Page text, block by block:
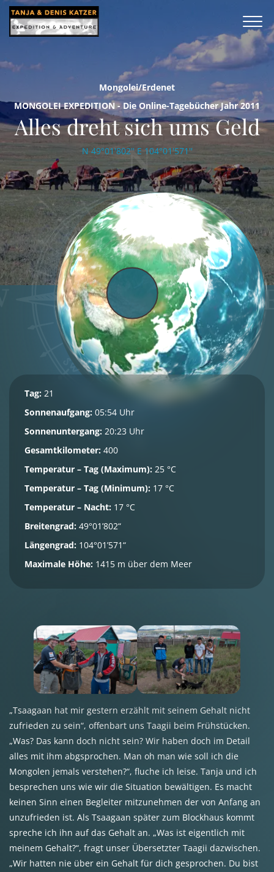
Mongolei/Erdenet
MONGOLEI EXPEDITION - Die Online-Tagebücher Jahr 2011
Alles dreht sich ums Geld
N 49°01'802'' E 104°01'571''
Tag: 21
Sonnenaufgang: 05:54 Uhr
Sonnenuntergang: 20:23 Uhr
Gesamtkilometer: 400
Temperatur – Tag (Maximum): 25 °C
Temperatur – Tag (Minimum): 17 °C
Temperatur – Nacht: 17 °C
Breitengrad: 49°01’802“
Längengrad: 104°01’571“
Maximale Höhe: 1415 m über dem Meer
„Tsaagaan hat mir gestern erzählt mit seinem Gehalt nicht
zufrieden zu sein“, offenbart uns Taagii beim Frühstücken.
„Was? Das kann doch nicht sein? Wir haben doch im Detail
alles mit ihm abgsprochen. Man oh man wie soll ich die
Mongolen jemals verstehen?“, fluche ich leise. Tanja und ich
besprechen uns wie wir die Situation bewältigen. Es macht
keinen Sinn einen Begleiter mitzunehmen der von Anfang an
unzufrieden ist. Als Tsaagaan später zum Blockhaus kommt
spreche ich ihn auf das Gehalt an. „Was ist eigentlich mit
meinem Gehalt?“, fragt unser Übersetzter Taagii dazwischen.
„Wir hatten nie über ein Gehalt für dich gesprochen. Du bist